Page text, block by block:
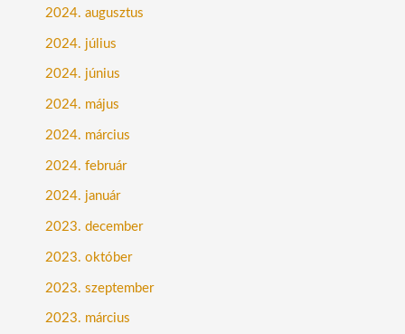
2024. augusztus
2024. július
2024. június
2024. május
2024. március
2024. február
2024. január
2023. december
2023. október
2023. szeptember
2023. március